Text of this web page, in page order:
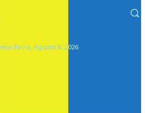
Feira, Agosto 6, 2026